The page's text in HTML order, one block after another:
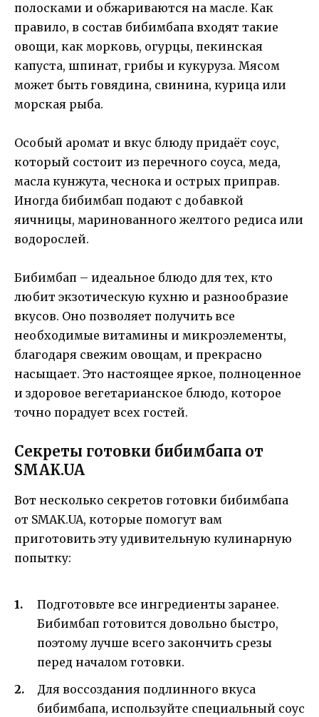
полосками и обжариваются на масле. Как
правило, в состав бибимбапа входят такие
овощи, как морковь, огурцы, пекинская
капуста, шпинат, грибы и кукуруза. Мясом
может быть говядина, свинина, курицa или
морская рыба.
Особый аромат и вкус блюду придаёт соус,
который состоит из перечного соуса, меда,
масла кунжута, чеснока и острых приправ.
Иногда бибимбап подают с добавкой
яичницы, маринованного желтого редиса или
водорослей.
Бибимбап – идеальное блюдо для тех, кто
любит экзотическую кухню и разнообразие
вкусов. Оно позволяет получить все
необходимые витамины и микроэлементы,
благодаря свежим овощам, и прекрасно
насыщает. Это настоящее яркое, полноценное
и здоровое вегетарианское блюдо, которое
точно порадует всех гостей.
Секреты готовки бибимбапа от
SMAK.UA
Вот несколько секретов готовки бибимбапа
от SMAK.UA, которые помогут вам
приготовить эту удивительную кулинарную
попытку:
Подготовьте все ингредиенты заранее.
Бибимбап готовится довольно быстро,
поэтому лучше всего закончить срезы
перед началом готовки.
Для воссоздания подлинного вкуса
бибимбапа, используйте специальный соус